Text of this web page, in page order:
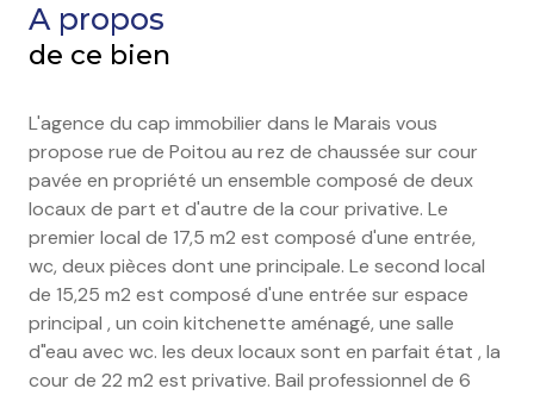
A propos
de ce bien
L'agence du cap immobilier dans le Marais vous
propose rue de Poitou au rez de chaussée sur cour
pavée en propriété un ensemble composé de deux
locaux de part et d'autre de la cour privative. Le
premier local de 17,5 m2 est composé d'une entrée,
wc, deux pièces dont une principale. Le second local
de 15,25 m2 est composé d'une entrée sur espace
principal , un coin kitchenette aménagé, une salle
d"eau avec wc. les deux locaux sont en parfait état , la
cour de 22 m2 est privative. Bail professionnel de 6